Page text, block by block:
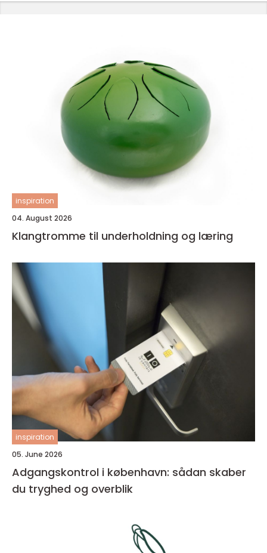
inspiration
04. August 2026
Klangtromme til underholdning og læring
inspiration
05. June 2026
Adgangskontrol i københavn: sådan skaber
du tryghed og overblik